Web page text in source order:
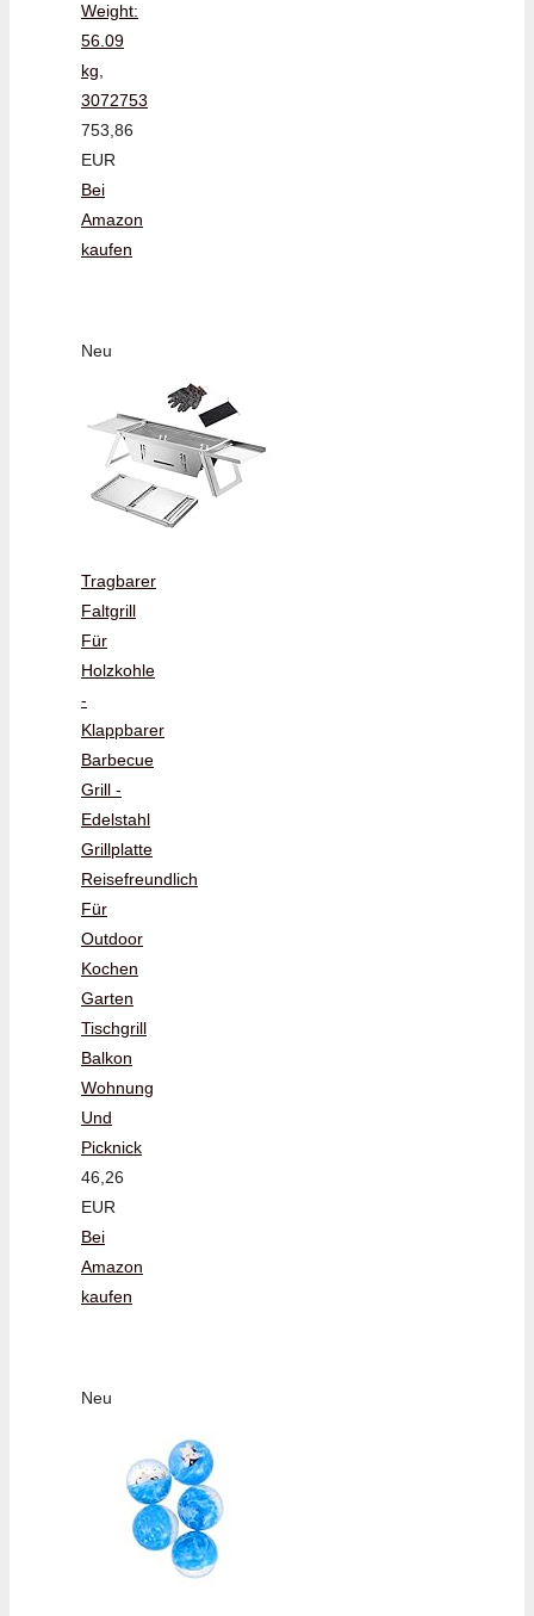
Weight:
56.09
kg,
3072753
753,86
EUR
Bei
Amazon
kaufen
Neu
Tragbarer
Faltgrill
Für
Holzkohle
-
Klappbarer
Barbecue
Grill -
Edelstahl
Grillplatte
Reisefreundlich
Für
Outdoor
Kochen
Garten
Tischgrill
Balkon
Wohnung
Und
Picknick
46,26
EUR
Bei
Amazon
kaufen
Neu